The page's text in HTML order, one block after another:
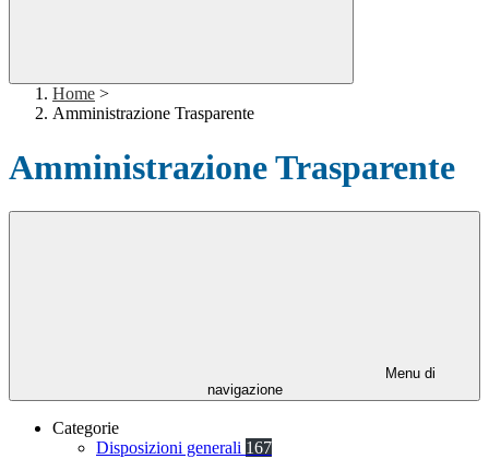
Home >
Amministrazione Trasparente
Amministrazione Trasparente
Menu di
navigazione
Categorie
Disposizioni generali 167